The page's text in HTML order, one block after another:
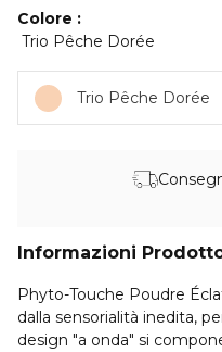
Colore
Trio Pêche Dorée
Trio Pêche Dorée
Informazioni
Phyto-Touche Poudre
dalla sensorialità inedita,
design "a onda" si